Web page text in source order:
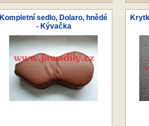
Kompletní sedlo, Dolaro, hnědé
- Kývačka